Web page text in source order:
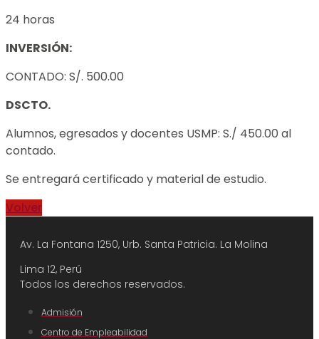
24 horas
INVERSIÓN:
CONTADO: S/. 500.00
DSCTO.
Alumnos, egresados y docentes USMP: S./ 450.00 al
contado.
Se entregará certificado y material de estudio.
Volver
Av. La Fontana 1250, Urb. Santa Patricia. La Molina
Lima 12, Perú
Todos los derechos reservados.
Admisión
Centro de Empleabilidad